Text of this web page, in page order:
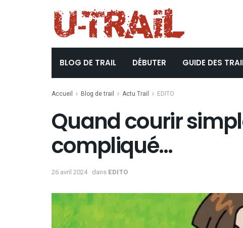
BLOG DE TRAIL DÉBUTER GUIDE DES
Accueil Blog de trail Actu Trail EDITO
Quand courir
compliqué…
26 avril 2024 dans EDITO